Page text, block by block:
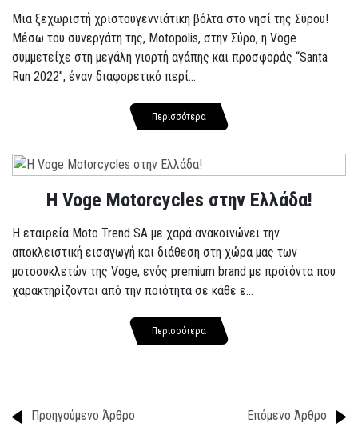
Μια ξεχωριστή χριστουγεννιάτικη βόλτα στο νησί της Σύρου!
Μέσω του συνεργάτη της, Motopolis, στην Σύρο, η Voge
συμμετείχε στη μεγάλη γιορτή αγάπης και προσφοράς “Santa
Run 2022”, έναν διαφορετικό περί...
Περισσότερα
H Voge Motorcycles στην Ελλάδα!
Η εταιρεία Moto Trend SA με χαρά ανακοινώνει την
αποκλειστική εισαγωγή και διάθεση στη χώρα μας των
μοτοσυκλετών της Voge, ενός premium brand με προϊόντα που
χαρακτηρίζονται από την ποιότητα σε κάθε ε...
Περισσότερα
Προηγούμενο Άρθρο Επόμενο Άρθρο